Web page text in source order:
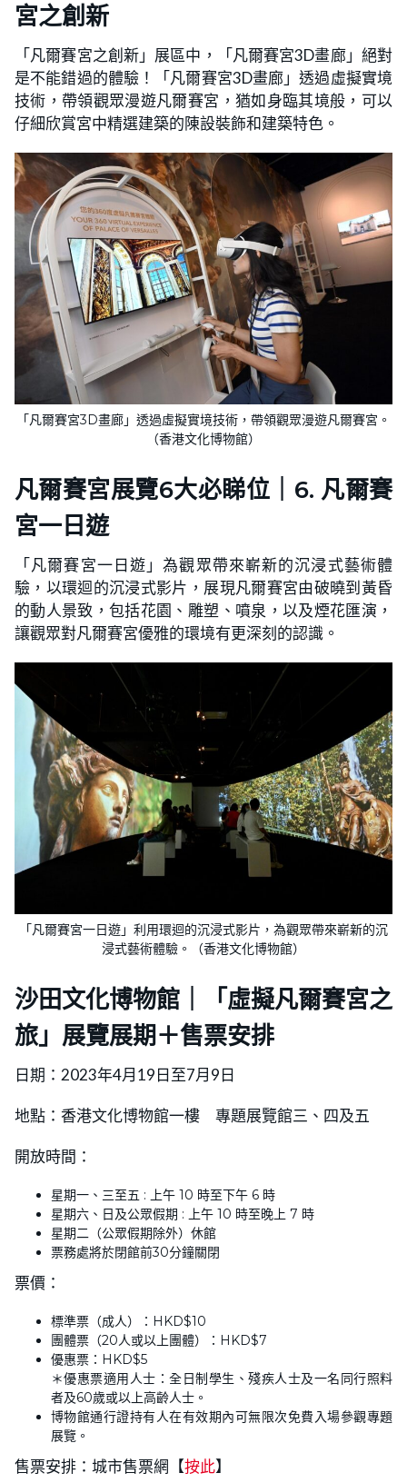
宮之創新
「凡爾賽宮之創新」展區中，「凡爾賽宮3D畫廊」絕對
是不能錯過的體驗！「凡爾賽宮3D畫廊」透過虛擬實境
技術，帶領觀眾漫遊凡爾賽宮，猶如身臨其境般，可以
仔細欣賞宮中精選建築的陳設裝飾和建築特色。
「凡爾賽宮3D畫廊」透過虛擬實境技術，帶領觀眾漫遊凡爾賽宮。
（香港文化博物館）
凡爾賽宮展覽6大必睇位｜6. 凡爾賽
宮一日遊
「凡爾賽宮一日遊」為觀眾帶來嶄新的沉浸式藝術體
驗，以環迴的沉浸式影片，展現凡爾賽宮由破曉到黃昏
的動人景致，包括花園、雕塑、噴泉，以及煙花匯演，
讓觀眾對凡爾賽宮優雅的環境有更深刻的認識。
「凡爾賽宮一日遊」利用環迴的沉浸式影片，為觀眾帶來嶄新的沉
浸式藝術體驗。（香港文化博物館）
沙田文化博物館｜「虛擬凡爾賽宮之
旅」展覽展期＋售票安排
日期：2023年4月19日至7月9日
地點：香港文化博物館一樓 專題展覽館三、四及五
開放時間：
星期一、三至五 : 上午 10 時至下午 6 時
星期六、日及公眾假期 : 上午 10 時至晚上 7 時
星期二（公眾假期除外）休館
票務處將於閉館前30分鐘關閉
票價：
標準票（成人）：HKD$10
團體票（20人或以上團體）：HKD$7
優惠票：HKD$5
＊優惠票適用人士：全日制學生、殘疾人士及一名同行照料
者及60歲或以上高齡人士。
博物館通行證持有人在有效期內可無限次免費入場參觀專題
展覽。
售票安排：城市售票網【按此】